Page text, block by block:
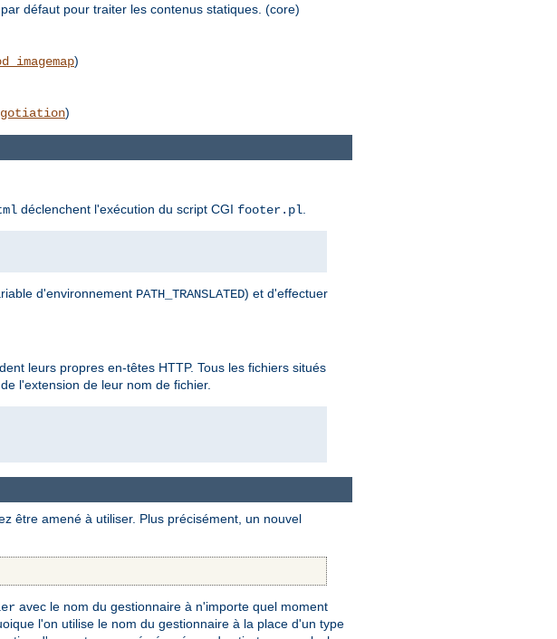
défaut pour traiter les contenus statiques. (core)
)
)
déclenchent l'exécution du script CGI footer.pl.
d'environnement PATH_TRANSLATED) et d'effectuer
leurs propres en-têtes HTTP. Tous les fichiers situés
l'extension de leur nom de fichier.
être amené à utiliser. Plus précisément, un nouvel
avec le nom du gestionnaire à n'importe quel moment
l'on utilise le nom du gestionnaire à la place d'un type